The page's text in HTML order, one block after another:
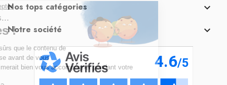
Nos tops catégories 
Notre société 